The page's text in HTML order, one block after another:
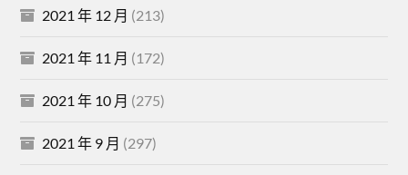
2021 年 12 月 (213)
2021 年 11 月 (172)
2021 年 10 月 (275)
2021 年 9 月 (297)